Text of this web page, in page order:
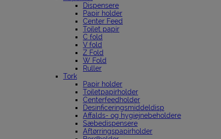
Dispensere
Papir holder
Center Feed
Toilet papir
C fold
V fold
Z Fold
W Fold
Ruller
Tork
Papir holder
Toiletpapirholder
Centerfeedholder
Desinficeringsmiddeldisp
Affalds- og hygiejnebeholdere
Sæbedispensere
Aftørringspapirholder